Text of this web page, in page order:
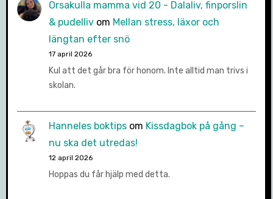
Orsakulla mamma vid 20 - Dalaliv, finporslin
& pudellivom Mellan stress, läxor och
längtan efter snö
17 april 2026
Kul att det går bra för honom. Inte alltid man trivs i
skolan.
Hanneles boktipsom Kissdagbok på gång –
nu ska det utredas!
12 april 2026
Hoppas du får hjälp med detta.